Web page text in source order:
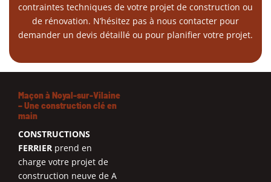
contraintes techniques de votre projet de construction ou
de rénovation. N’hésitez pas à nous contacter pour
demander un devis détaillé ou pour planifier votre projet.
Maçon à Noyal-sur-Vilaine
– Une construction clé en
main
CONSTRUCTIONS
FERRIERprend en
charge votre projet de
construction neuve de A